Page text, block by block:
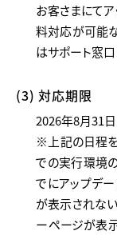
お客さまにて
料対応が可能
はサポート窓口
(3) 対応期限
2026年8月31日
※上記の日程を
での実行環境
でにアップデ
が表示されない
ーページが表